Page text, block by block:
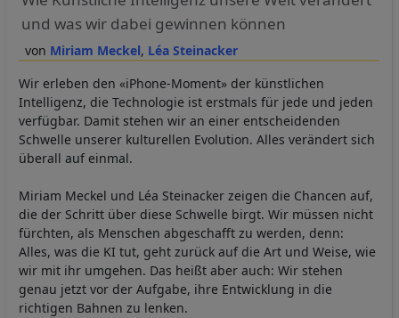
Miriam Meckel Léa Steinacker
und was wir dabei gewinnen können
Wir erleben den «iPhone-Moment» der künstlichen
Intelligenz, die Technologie ist erstmals für jede und jeden
verfügbar. Damit stehen wir an einer entscheidenden
Schwelle unserer kulturellen Evolution. Alles verändert sich
überall auf einmal.
Miriam Meckel und Léa Steinacker zeigen die Chancen auf,
die der Schritt über diese Schwelle birgt. Wir müssen nicht
fürchten, als Menschen abgeschafft zu werden, denn:
Alles, was die KI tut, geht zurück auf die Art und Weise, wie
wir mit ihr umgehen. Das heißt aber auch: Wir stehen
genau jetzt vor der Aufgabe, ihre Entwicklung in die
richtigen Bahnen zu lenken.